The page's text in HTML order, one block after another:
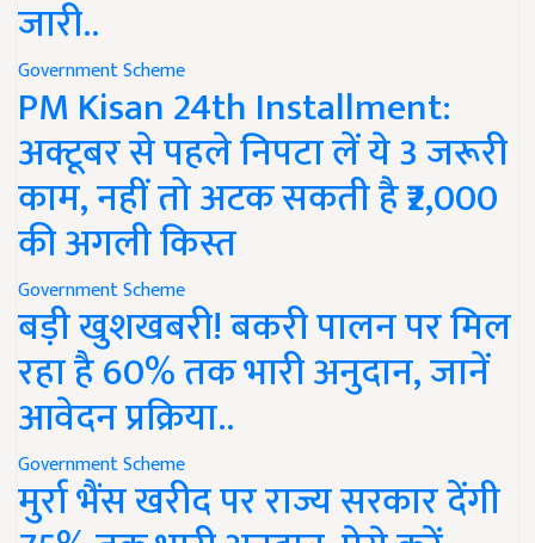
जारी..
Government Scheme
PM Kisan 24th Installment:
अक्टूबर से पहले निपटा लें ये 3 जरूरी
काम, नहीं तो अटक सकती है ₹2,000
की अगली किस्त
Government Scheme
बड़ी खुशखबरी! बकरी पालन पर मिल
रहा है 60% तक भारी अनुदान, जानें
आवेदन प्रक्रिया..
Government Scheme
मुर्रा भैंस खरीद पर राज्य सरकार देंगी